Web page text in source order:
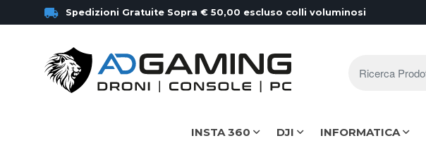
Spedizioni Gratuite Sopra € 50,00 escluso colli voluminosi
INSTA 360 DJI INFORMATICA